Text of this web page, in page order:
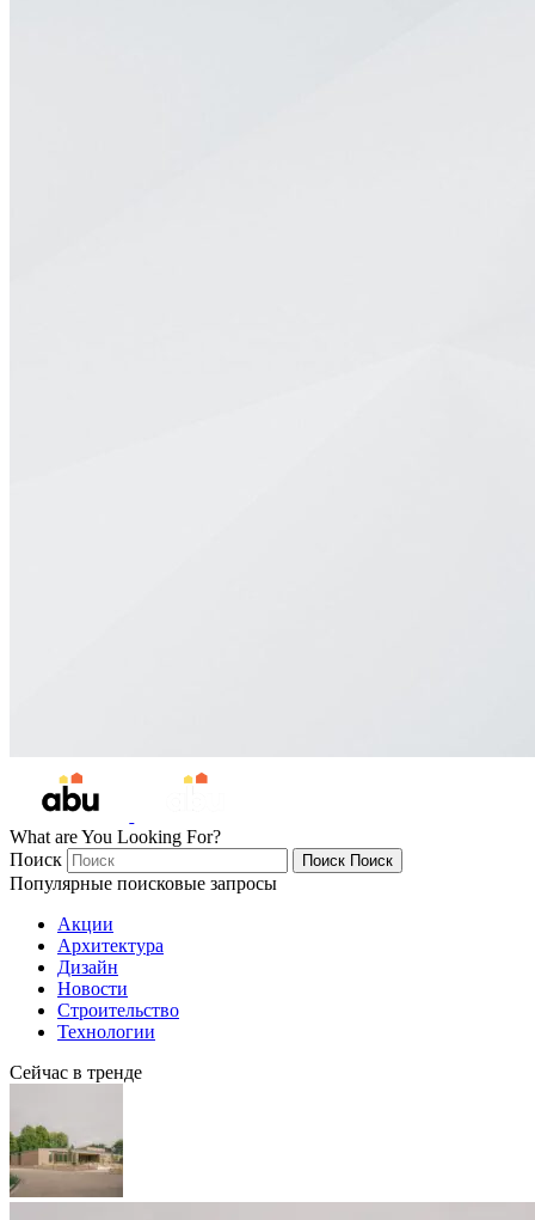
What are You Looking For?
Поиск
Поиск Поиск
Популярные поисковые запросы
Акции
Архитектура
Дизайн
Новости
Строительство
Технологии
Сейчас в тренде